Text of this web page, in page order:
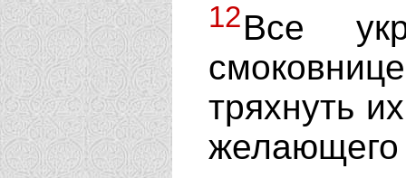
12Все
тряхнуть
желающего